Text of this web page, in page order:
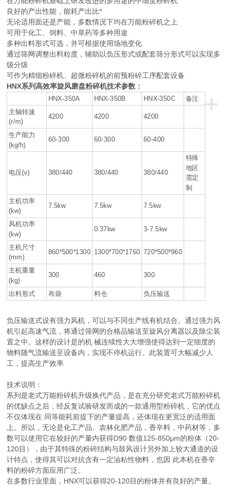
良好的产出性能，能耗产出比*
无论适用面还是产能，多数情况下均在万能粉碎机之上
可用于化工、饲料、中草药等多种用途
多种出料形式可选，并可根据使用场地变化
通过筛网调整出料粒度，辅助以负压形式或配套筛分形式可以实现多
级分级
可作为精细粉碎机、超微粉碎机的前预粉碎工序配套设备
HNX系列高效率旋风磨盘粉碎机技术参数：
+
HNX-350A HNX-350B HNX-350C 备注
主轴转速
(r/m)
4200 4200 4200
生产能力
(kg/h)
60-300 60-300 60-400
电压(v) 380/440 380/440 380/440
特殊
地区
需定
制
主机功率
(kw)
7.5kw 7.5kw 7.5kw
风机功率
(kw)
0.37kw 3-7.5kw
主机尺寸
(mm)
860*500*1300 1300*700*1760 720*500*960
主机重量
(kg)
300 460 300
出料形式 布袋 料仓 负压输送
负压输送式设有强力风机，可以与不同生产线有机结合。通过强力风
机引起高速气流，将通过筛网的合格品输送至旋风分离器以及除尘装
置之中。这样的设计是的机 械连续性大大增强使得达到一定细度的
物料随气流输送至设备内，实现不停机运行。此装置可大幅减少人
工，提高生产效率
技术说明：
系列是老式万能粉碎机升级换代产品，是在充分研究老式万能粉碎机
的优缺点之后，经反复试验研发而成的一款通用型粉碎机，它的优点
不仅体现在 同等能耗前提下的产量提高，还体现在更宽泛的适用面
上。所以，无论是化工产品、农林化肥产品，香辛料，中药材等，多
数可以使用它在较好的产量内获得D90 数值125-850μm的粉体（20-
120目），由于其特殊的粉碎结构与鼓风设计另外加上较大通道的设
计特点，使得其可以对抗含有一定油粘性物料，也因 此本机在香辛
料的粉碎方面应用广泛。
在多数行业里面，HNX可以获得20-120目的粉体并有良好的产量。